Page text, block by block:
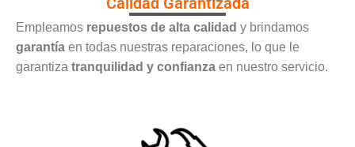
Empleamos repuestos de alta calidad y brindamos
garantía en todas nuestras reparaciones, lo que le
garantiza tranquilidad y confianza en nuestro servicio.